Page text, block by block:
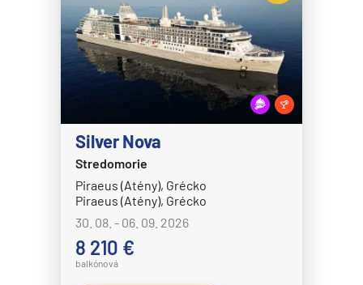
Silver Nova
Stredomorie
Piraeus (Atény), Grécko
Piraeus (Atény), Grécko
30. 08. - 06. 09. 2026
8 210 €
balkónová